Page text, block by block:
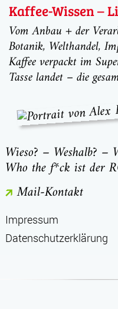
Kaffee-Wissen –
Vom Anbau + der
Botanik, Welthandel,
Kaffee verpackt im
Tasse landet – die
Wieso? – Weshalb? –
Who the f*ck ist der
Mail-Kontakt
Impressum
Datenschutzerklärung